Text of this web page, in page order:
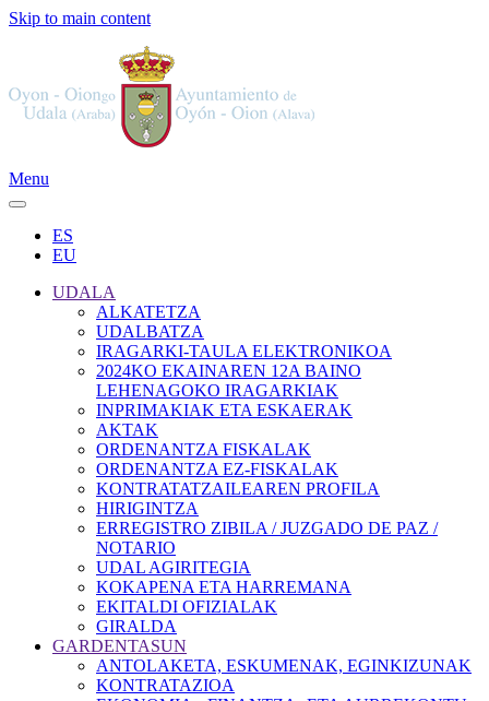
Skip to main content
Menu
ES
EU
UDALA
ALKATETZA
UDALBATZA
IRAGARKI-TAULA ELEKTRONIKOA
2024KO EKAINAREN 12A BAINO
LEHENAGOKO IRAGARKIAK
INPRIMAKIAK ETA ESKAERAK
AKTAK
ORDENANTZA FISKALAK
ORDENANTZA EZ-FISKALAK
KONTRATATZAILEAREN PROFILA
HIRIGINTZA
ERREGISTRO ZIBILA / JUZGADO DE PAZ /
NOTARIO
UDAL AGIRITEGIA
KOKAPENA ETA HARREMANA
EKITALDI OFIZIALAK
GIRALDA
GARDENTASUN
ANTOLAKETA, ESKUMENAK, EGINKIZUNAK
KONTRATAZIOA